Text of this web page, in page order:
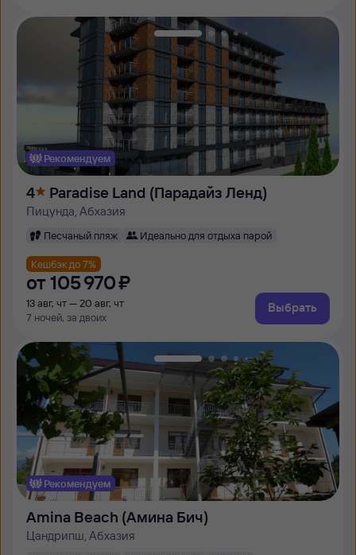
Рекомендуем
4 Paradise Land (Парадайз Ленд)
Пицунда, Абхазия
Песчаный пляж Идеально для отдыха парой
Кешбэк до 7%
от 105 ⁠970 ⁠₽
13 авг, чт — 20 авг, чт
7 ночей, за двоих
Выбрать
Рекомендуем
Amina Beach (Амина Бич)
Цандрипш, Абхазия